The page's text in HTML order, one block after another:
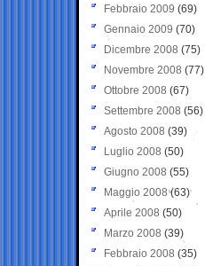
Febbraio 2009 (69)
Gennaio 2009 (70)
Dicembre 2008 (75)
Novembre 2008 (77)
Ottobre 2008 (67)
Settembre 2008 (56)
Agosto 2008 (39)
Luglio 2008 (50)
Giugno 2008 (55)
Maggio 2008(63)
Aprile 2008 (50)
Marzo 2008 (39)
Febbraio 2008 (35)